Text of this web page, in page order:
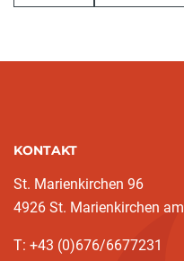
KONTAKT
St. Marienkirchen 96
4926 St. Marienkirchen
T: +43 (0)676/6677231